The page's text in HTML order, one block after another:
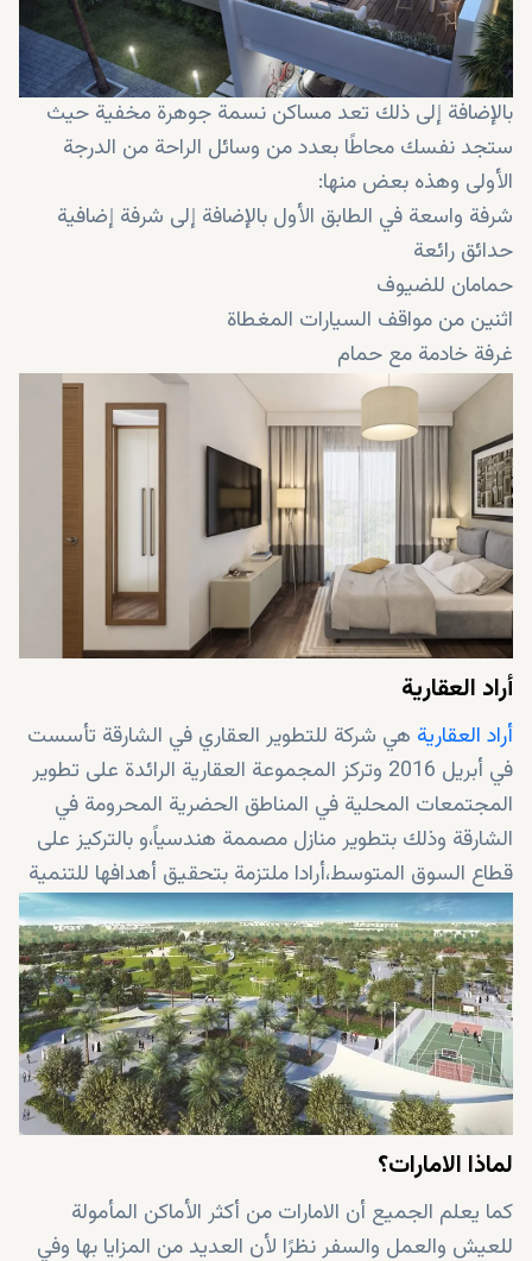
بالإضافة إلى ذلك تعد مساكن نسمة جوهرة مخفية حيث
ستجد نفسك محاطًا بعدد من وسائل الراحة من الدرجة
الأولى وهذه بعض منها:
شرفة واسعة في الطابق الأول بالإضافة إلى شرفة إضافية
حدائق رائعة
حمامان للضيوف
اثنين من مواقف السيارات المغطاة
غرفة خادمة مع حمام
مساحة تخزين في الدرج
حمام في الطابق السفلي
تكييف مركزي
غرفة عائلية
أراد العقارية
أراد العقارية هي شركة للتطوير العقاري في الشارقة تأسست
في أبريل 2016 وتركز المجموعة العقارية الرائدة على تطوير
المجتمعات المحلية في المناطق الحضرية المحرومة في
الشارقة وذلك بتطوير منازل مصممة هندسياً،و بالتركيز على
قطاع السوق المتوسط،أرادا ملتزمة بتحقيق أهدافها للتنمية
الحضرية المستدامة.
لماذا الامارات؟
كما يعلم الجميع أن الامارات من أكثر الأماكن المأمولة
للعيش والعمل والسفر نظرًا لأن العديد من المزايا بها وفي